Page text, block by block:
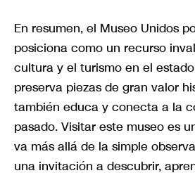
En resumen, el Museo Unidos
posiciona como un recurso
cultura y el turismo en el
preserva piezas de gran valor
también educa y conecta a la
pasado. Visitar este museo es
va más allá de la simple
una invitación a descubrir,